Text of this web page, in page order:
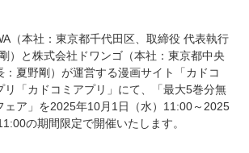
（本社：東京都千代田区、取締役 代表執行
）と株式会社ドワンゴ（本社：東京都中央
：夏野剛）が運営する漫画サイト「カドコ
リ「カドコミアプリ」にて、「最大5巻分無
ェア」を2025年10月1日（水）11:00～2025
の期間限定で開催いたします。